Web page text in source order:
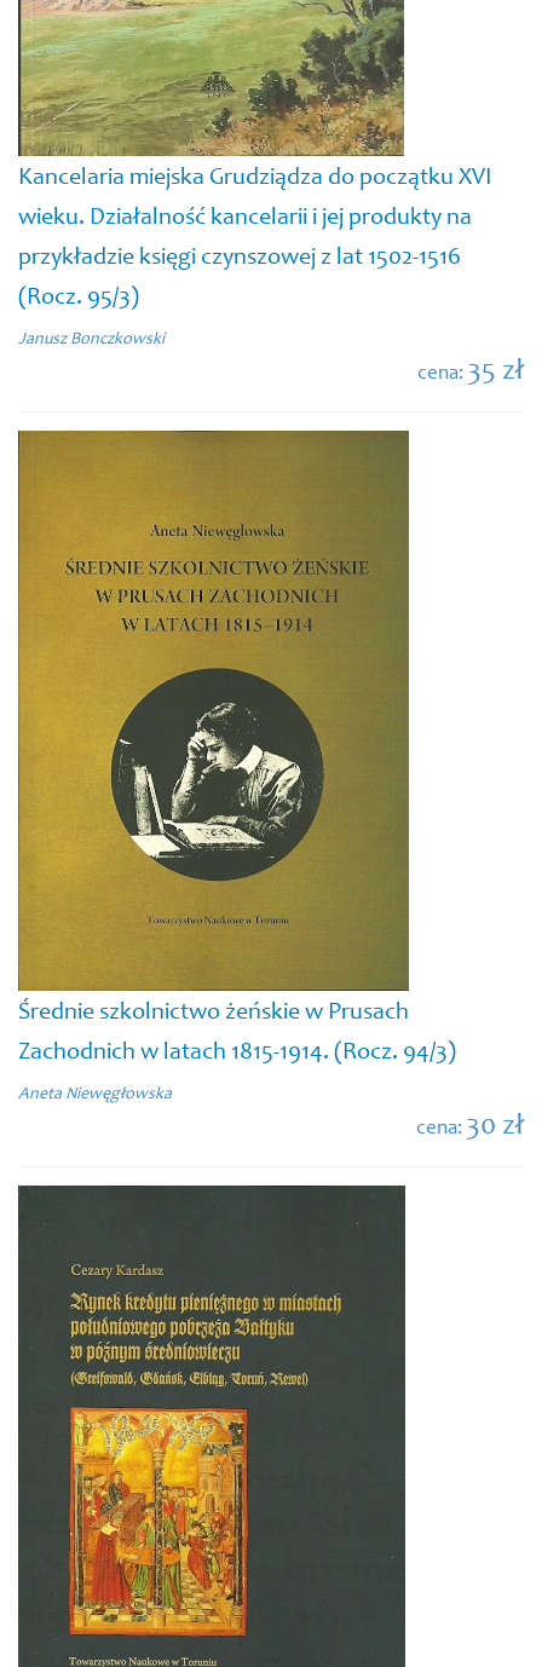
Kancelaria miejska Grudziądza do początku XVI
wieku. Działalność kancelarii i jej produkty na
przykładzie księgi czynszowej z lat 1502-1516
(Rocz. 95/3)
Janusz Bonczkowski
cena: 35 zł
Średnie szkolnictwo żeńskie w Prusach
Zachodnich w latach 1815-1914. (Rocz. 94/3)
Aneta Niewęgłowska
cena: 30 zł